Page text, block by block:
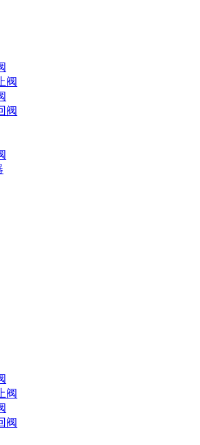
阀
阀
阀
阀